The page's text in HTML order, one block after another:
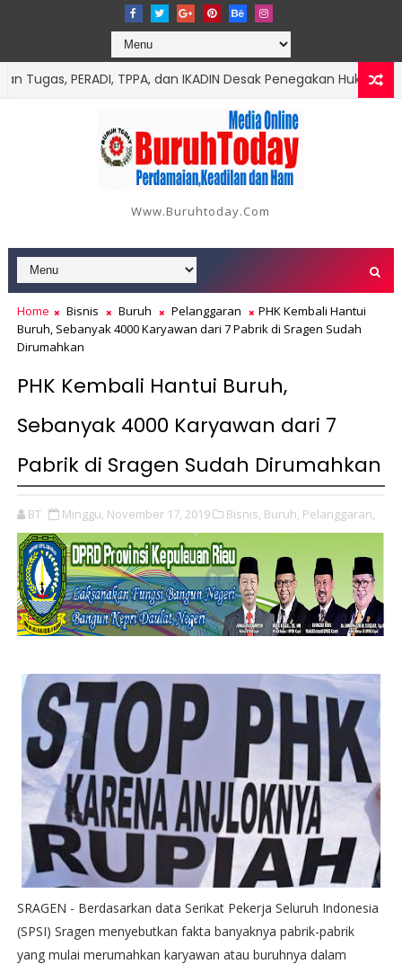
PERADI, TPPA, dan IKADIN Desak Penegakan Hukum Tanpa
Data dan Kronologinya
Www.buruhtoday.com
Home Bisnis Buruh Pelanggaran
PHK Kembali Hantui
Buruh, Sebanyak 4000 Karyawan dari 7 Pabrik di Sragen Sudah
Dirumahkan
PHK Kembali Hantui Buruh,
Sebanyak 4000 Karyawan dari 7
Pabrik di Sragen Sudah Dirumahkan
BT Minggu, November 17, 2019 Bisnis, Buruh, Pelanggaran,
SRAGEN - Berdasarkan data Serikat Pekerja Seluruh Indonesia
(SPSI) Sragen menyebutkan fakta banyaknya pabrik-pabrik
yang mulai merumahkan karyawan atau buruhnya dalam